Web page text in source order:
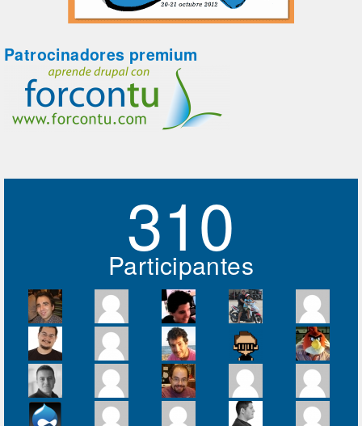
Patrocinadores premium
310
Participantes